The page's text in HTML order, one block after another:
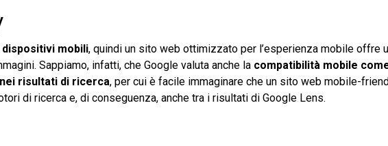
mobili, quindi un sito web ottimizzato per l’esperienza mobile offre
Sappiamo, infatti, che Google valuta anche la compatibilità mobile
risultati di ricerca, per cui è facile immaginare che un sito web mobile-
di ricerca e, di conseguenza, anche tra i risultati di Google Lens.